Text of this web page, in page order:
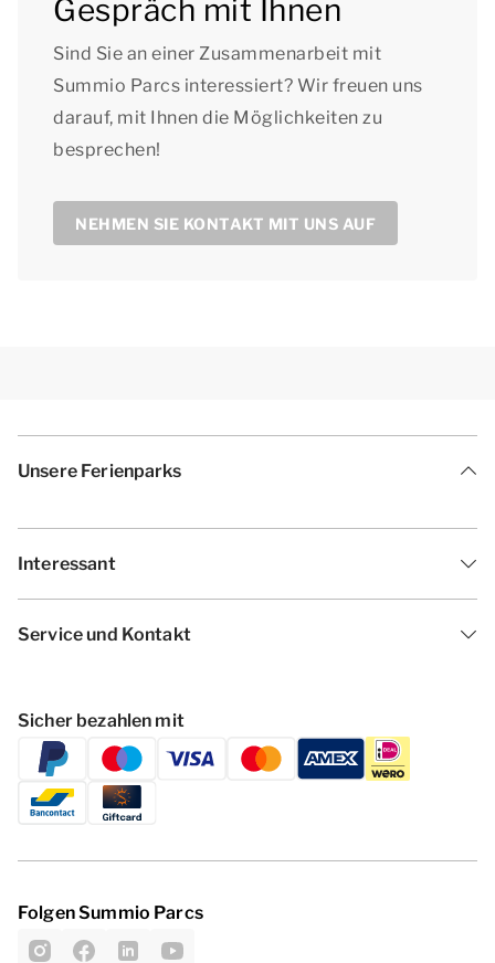
Gespräch mit Ihnen
Sind Sie an einer Zusammenarbeit mit
Summio Parcs interessiert? Wir freuen uns
darauf, mit Ihnen die Möglichkeiten zu
besprechen!
NEHMEN SIE KONTAKT MIT UNS AUF
Unsere Ferienparks
Interessant
Service und Kontakt
Sicher bezahlen mit
Folgen Summio Parcs